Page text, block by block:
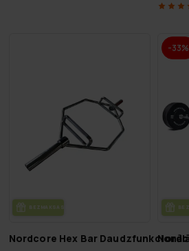
BEZ­MAK­SAS PIE­GĀ­DE
Nordcore Hex Bar
-33%